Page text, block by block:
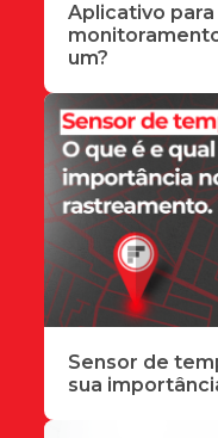
Aplicativo
um?
Sensor de
sua